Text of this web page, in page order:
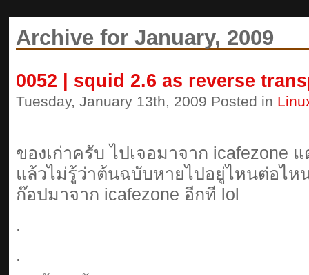
Archive for January, 2009
0052 | squid 2.6 as reverse
Tuesday, January 13th, 2009 Posted in
ของเก่าครับ ไปเจอมาจาก icafezone
แล้วไม่รู้ว่าต้นฉบับหายไปอยู่ไหนต่อไห
ก๊อปมาจาก icafezone อีกที lol
.
.